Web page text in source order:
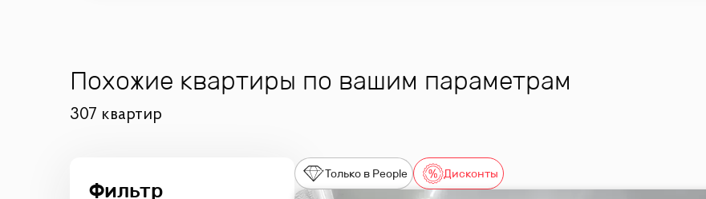
Похожие квартиры по вашим параметрам
307 квартир
Только в People Дисконты